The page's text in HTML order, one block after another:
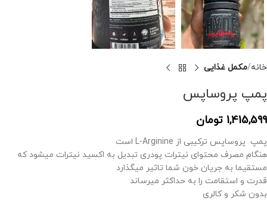
خانه مکمل غذایی
پمپ پروساپس
1,415,599 تومان
پمپ پروساپس ترکیبی از L-Arginine است
هنگام مصرف محتوای نیترات پودری تبدیل به اکسید نیترات میشود که
مستقیما به جریان خون شما تاثیر میگذارد
قدرت و استقامت را به حداکثر میرساند
بدون شکر و کالری